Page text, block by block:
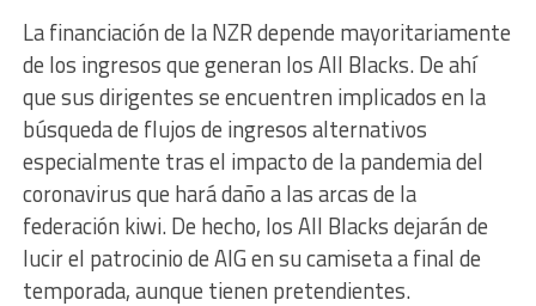
La financiación de la NZR depende mayoritariamente
de los ingresos que generan los All Blacks. De ahí
que sus dirigentes se encuentren implicados en la
búsqueda de flujos de ingresos alternativos
especialmente tras el impacto de la pandemia del
coronavirus que hará daño a las arcas de la
federación kiwi. De hecho, los All Blacks dejarán de
lucir el patrocinio de AIG en su camiseta a final de
temporada, aunque tienen pretendientes.